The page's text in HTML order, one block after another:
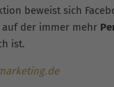
beweist sich
der immer mehr
ist.